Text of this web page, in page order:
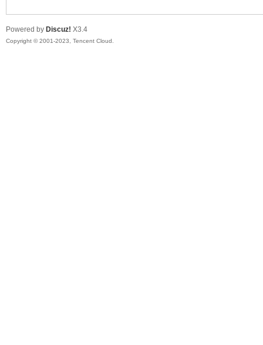
Powered by Discuz! X3.4
Copyright © 2001-2023, Tencent Cloud.